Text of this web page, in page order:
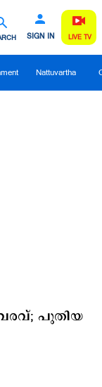
SIGN IN LIVE TV
Nattuvartha
പുതിയ